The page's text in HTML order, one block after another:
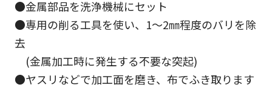
●金属部品を洗浄機械にセット
●専用の削る工具を使い、1～2㎜程度のバリを除
去
(金属加工時に発生する不要な突起)
●ヤスリなどで加工面を磨き、布でふき取ります